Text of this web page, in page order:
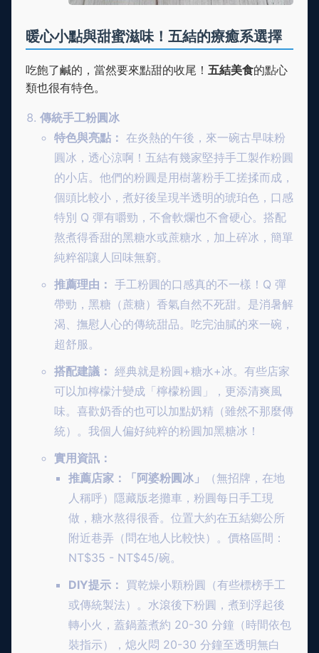
暖心小點與甜蜜滋味！五結的療癒系選擇
吃飽了鹹的，當然要來點甜的收尾！ 五結美食的點心
類也很有特色。
傳統手工粉圓冰
特色與亮點： 在炎熱的午後，來一碗古早味粉
圓冰，透心涼啊！五結有幾家堅持手工製作粉圓
的小店。他們的粉圓是用樹薯粉手工搓揉而成，
個頭比較小，煮好後呈現半透明的琥珀色，口感
特別 Q 彈有嚼勁，不會軟爛也不會硬心。搭配
熬煮得香甜的黑糖水或蔗糖水，加上碎冰，簡單
純粹卻讓人回味無窮。
推薦理由： 手工粉圓的口感真的不一樣！Q 彈
帶勁，黑糖（蔗糖）香氣自然不死甜。是消暑解
渴、撫慰人心的傳統甜品。吃完油膩的來一碗，
超舒服。
搭配建議： 經典就是粉圓+糖水+冰。有些店家
可以加檸檬汁變成「檸檬粉圓」，更添清爽風
味。喜歡奶香的也可以加點奶精（雖然不那麼傳
統）。我個人偏好純粹的粉圓加黑糖冰！
實用資訊：
推薦店家：「阿婆粉圓冰」
（無招牌，在地
人稱呼）隱藏版老攤車，粉圓每日手工現
做，糖水熬得很香。位置大約在五結鄉公所
附近巷弄（問在地人比較快）。價格區間：
NT$35 - NT$45/碗。
DIY提示： 買乾燥小顆粉圓（有些標榜手工
或傳統製法）。水滾後下粉圓，煮到浮起後
轉小火，蓋鍋蓋煮約 20-30 分鐘（時間依包
裝指示），熄火悶 20-30 分鐘至透明無白